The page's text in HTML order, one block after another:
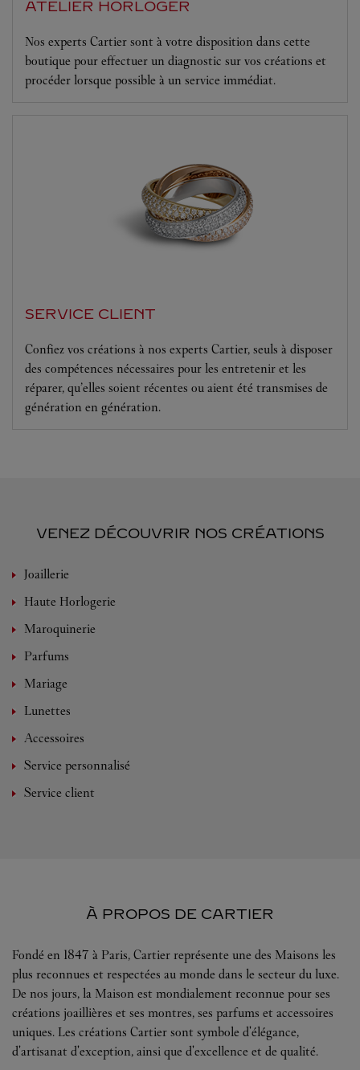
ATELIER HORLOGER
Nos experts Cartier sont à votre disposition dans cette
boutique pour effectuer un diagnostic sur vos créations et
procéder lorsque possible à un service immédiat.
SERVICE CLIENT
Confiez vos créations à nos experts Cartier, seuls à disposer
des compétences nécessaires pour les entretenir et les
réparer, qu’elles soient récentes ou aient été transmises de
génération en génération.
VENEZ DÉCOUVRIR NOS CRÉATIONS
Joaillerie
Haute Horlogerie
Maroquinerie
Parfums
Mariage
Lunettes
Accessoires
Service personnalisé
Service client
À PROPOS DE CARTIER
Fondé en 1847 à Paris, Cartier représente une des Maisons les
plus reconnues et respectées au monde dans le secteur du luxe.
De nos jours, la Maison est mondialement reconnue pour ses
créations joaillières et ses montres, ses parfums et accessoires
uniques. Les créations Cartier sont symbole d'élégance,
d'artisanat d'exception, ainsi que d'excellence et de qualité.